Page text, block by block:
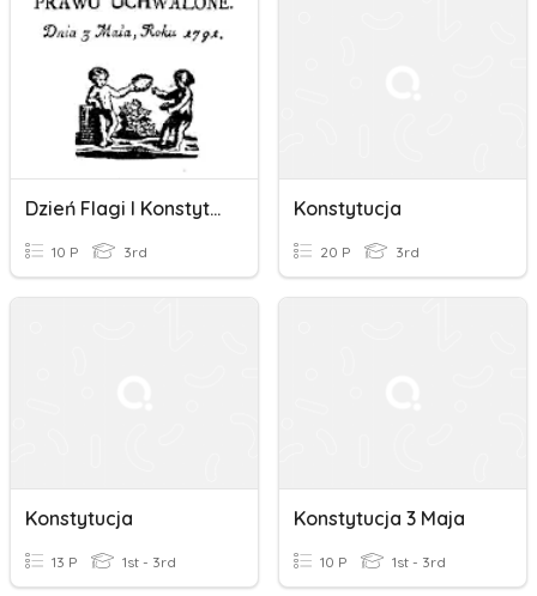
Dzień Flagi I Konstytucja 3 Maja.
10 P 3rd
Konstytucja
20 P 3rd
Konstytucja
13 P 1st - 3rd
Konstytucja 3 Maja
10 P 1st - 3rd